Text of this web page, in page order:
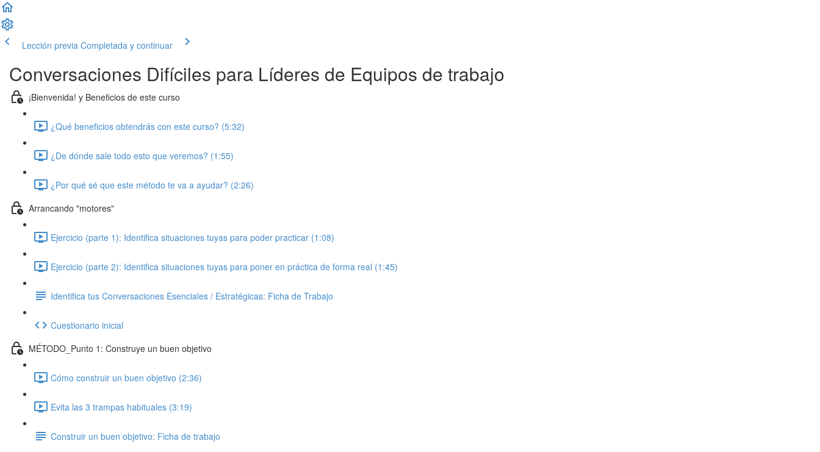
Lección previa Completada y continuar
Conversaciones Difíciles para Líderes de Equipos de trabajo
¡Bienvenida! y Beneficios de este curso
¿Qué beneficios obtendrás con este curso? (5:32)
¿De dónde sale todo esto que veremos? (1:55)
¿Por qué sé que este método te va a ayudar? (2:26)
Arrancando "motores"
Ejercicio (parte 1): Identifica situaciones tuyas para poder practicar (1:08)
Ejercicio (parte 2): Identifica situaciones tuyas para poner en práctica de forma real (1:45)
Identifica tus Conversaciones Esenciales / Estratégicas: Ficha de Trabajo
Cuestionario inicial
MÉTODO_Punto 1: Construye un buen objetivo
Cómo construir un buen objetivo (2:36)
Evita las 3 trampas habituales (3:19)
Construir un buen objetivo: Ficha de trabajo